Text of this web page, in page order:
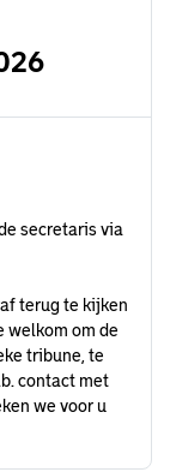
secretaris via
terug te kijken
welkom om de
tribune, te
contact met
we voor u